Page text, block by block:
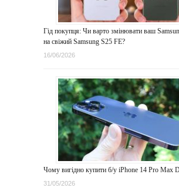
Гід покупця: Чи варто змінювати ваш
на свіжий Samsung S25 FE?
16/06/2026
Чому вигідно купити б/у iPhone 14 Pro Max
31/05/2026